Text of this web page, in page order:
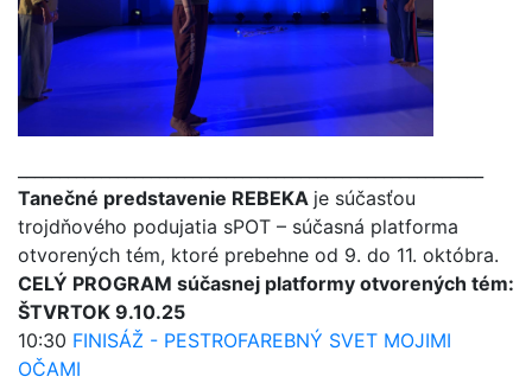
Tanečné predstavenie REBEKA je súčasťou
trojdňového podujatia sPOT – súčasná platforma
otvorených tém, ktoré prebehne od 9. do 11. októbra.
CELÝ PROGRAM súčasnej platformy otvorených tém:
ŠTVRTOK 9.10.25
10:30 FINISÁŽ - PESTROFAREBNÝ SVET MOJIMI
OČAMI